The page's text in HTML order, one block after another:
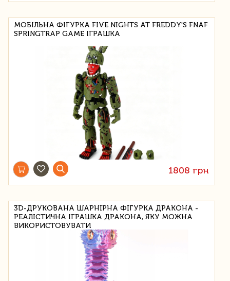
МОБІЛЬНА ФІГУРКА FIVE NIGHTS AT FREDDY'S FNAF
SPRINGTRAP GAME ІГРАШКА
1808 грн
3D-ДРУКОВАНА ШАРНІРНА ФІГУРКА ДРАКОНА -
РЕАЛІСТИЧНА ІГРАШКА ДРАКОНА, ЯКУ МОЖНА
ВИКОРИСТОВУВАТИ